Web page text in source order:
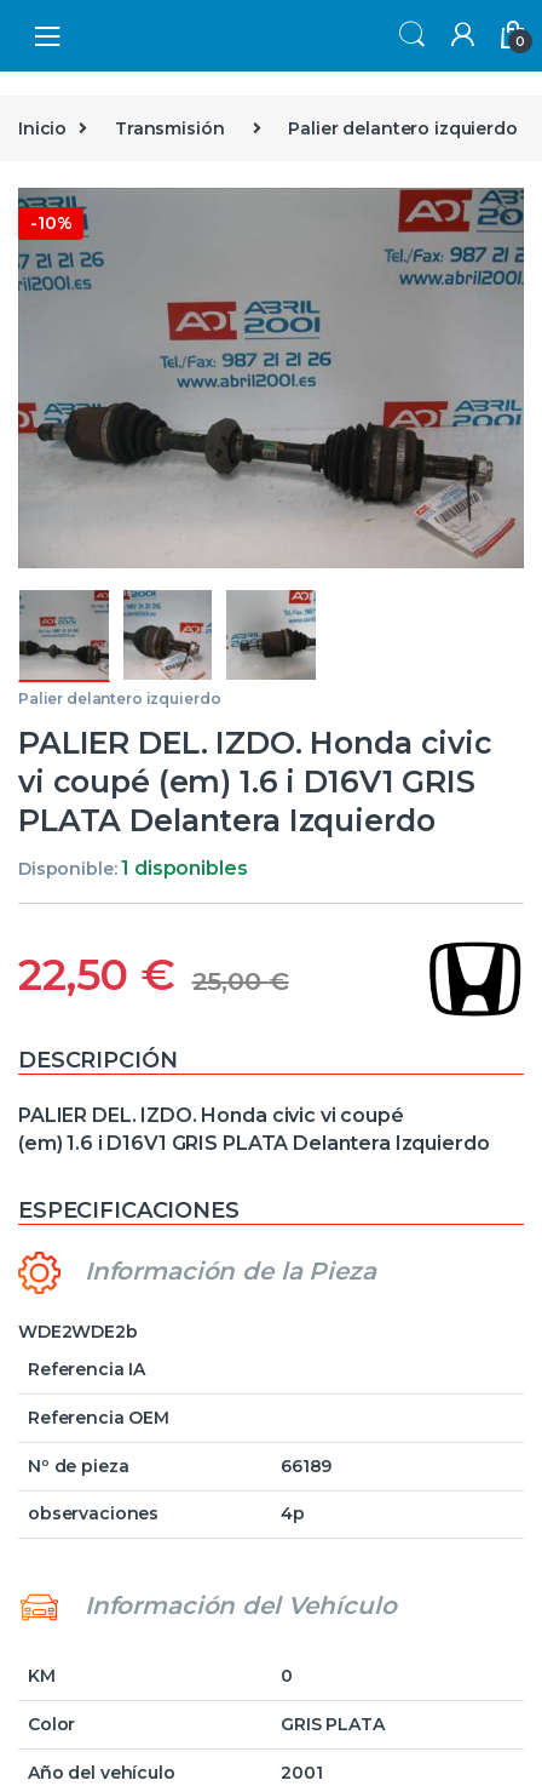
0
Inicio Transmisión Palier delantero izquierdo
-10% 🔍
Palier delantero izquierdo
PALIER DEL. IZDO. Honda civic
vi coupé (em) 1.6 i D16V1 GRIS
PLATA Delantera Izquierdo
Disponible:1 disponibles
22,50 € 25,00€
DESCRIPCIÓN
PALIER DEL. IZDO. Honda civic vi coupé
(em) 1.6 i D16V1 GRIS PLATA Delantera Izquierdo
ESPECIFICACIONES
Información de la Pieza
WDE2WDE2b
Referencia IA
Referencia OEM
Nº de pieza 66189
observaciones 4p
Información del Vehículo
KM 0
Color GRIS PLATA
Año del vehículo 2001